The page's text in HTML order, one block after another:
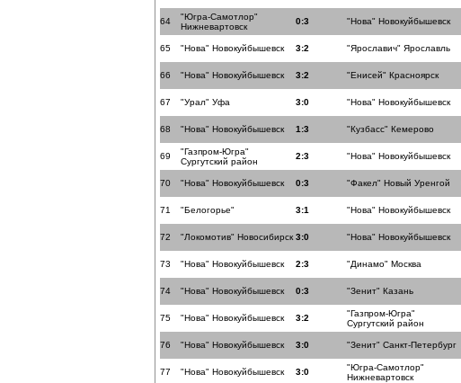
64
"Югра-Самотлор"
Нижневартовск
0:3 "Нова" Новокуйбышевск
65 "Нова" Новокуйбышевск 3:2 "Ярославич" Ярославль
66 "Нова" Новокуйбышевск 3:2 "Енисей" Красноярск
67 "Урал" Уфа 3:0 "Нова" Новокуйбышевск
68 "Нова" Новокуйбышевск 1:3 "Кузбасс" Кемерово
69
"Газпром-Югра"
Сургутский район
2:3 "Нова" Новокуйбышевск
70 "Нова" Новокуйбышевск 0:3 "Факел" Новый Уренгой
71 "Белогорье" 3:1 "Нова" Новокуйбышевск
72 "Локомотив" Новосибирск 3:0 "Нова" Новокуйбышевск
73 "Нова" Новокуйбышевск 2:3 "Динамо" Москва
74 "Нова" Новокуйбышевск 0:3 "Зенит" Казань
75 "Нова" Новокуйбышевск 3:2
"Газпром-Югра"
Сургутский район
76 "Нова" Новокуйбышевск 3:0 "Зенит" Санкт-Петербург
77 "Нова" Новокуйбышевск 3:0
"Югра-Самотлор"
Нижневартовск